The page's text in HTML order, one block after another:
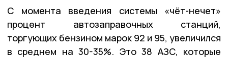
С момента введения системы «чёт-нечет»
процент автозаправочных станций,
торгующих бензином марок 92 и 95, увеличился
в среднем на 30-35%. Это 38 АЗС, которые